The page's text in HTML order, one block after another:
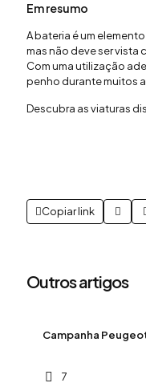
Emresumo
Abateria é um elemento
masnão deveser vista
Comumautilização
penho durantemuitos
Descubra asviaturas
Copiar link
Outros artigos
Campanha
7